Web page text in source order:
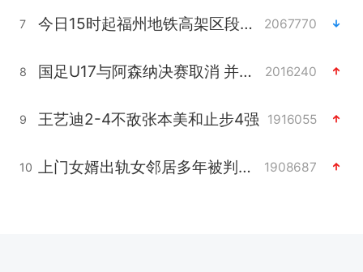
7 今日15时起福州地铁高架区段停运 2067770
8 国足U17与阿森纳决赛取消 并列冠军 2016240
9 王艺迪2-4不敌张本美和止步4强 1916055
10 上门女婿出轨女邻居多年被判重婚罪 1908687